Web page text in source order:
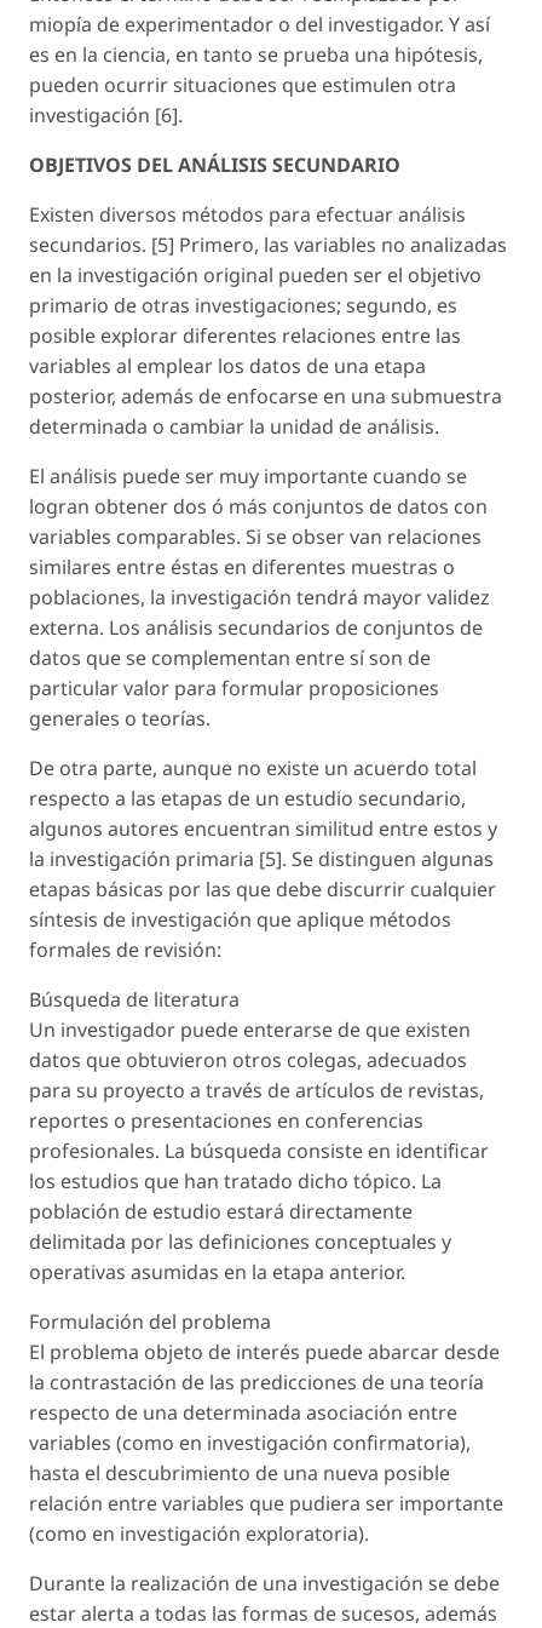
miopía de experimentador o del investigador. Y así
es en la ciencia, en tanto se prueba una hipótesis,
pueden ocurrir situaciones que estimulen otra
investigación [6].
OBJETIVOS DEL ANÁLISIS SECUNDARIO
Existen diversos métodos para efectuar análisis
secundarios. [5] Primero, las variables no analizadas
en la investigación original pueden ser el objetivo
primario de otras investigaciones; segundo, es
posible explorar diferentes relaciones entre las
variables al emplear los datos de una etapa
posterior, además de enfocarse en una submuestra
determinada o cambiar la unidad de análisis.
El análisis puede ser muy importante cuando se
logran obtener dos ó más conjuntos de datos con
variables comparables. Si se obser van relaciones
similares entre éstas en diferentes muestras o
poblaciones, la investigación tendrá mayor validez
externa. Los análisis secundarios de conjuntos de
datos que se complementan entre sí son de
particular valor para formular proposiciones
generales o teorías.
De otra parte, aunque no existe un acuerdo total
respecto a las etapas de un estudio secundario,
algunos autores encuentran similitud entre estos y
la investigación primaria [5]. Se distinguen algunas
etapas básicas por las que debe discurrir cualquier
síntesis de investigación que aplique métodos
formales de revisión:
Búsqueda de literatura
Un investigador puede enterarse de que existen
datos que obtuvieron otros colegas, adecuados
para su proyecto a través de artículos de revistas,
reportes o presentaciones en conferencias
profesionales. La búsqueda consiste en identificar
los estudios que han tratado dicho tópico. La
población de estudio estará directamente
delimitada por las definiciones conceptuales y
operativas asumidas en la etapa anterior.
Formulación del problema
El problema objeto de interés puede abarcar desde
la contrastación de las predicciones de una teoría
respecto de una determinada asociación entre
variables (como en investigación confirmatoria),
hasta el descubrimiento de una nueva posible
relación entre variables que pudiera ser importante
(como en investigación exploratoria).
Durante la realización de una investigación se debe
estar alerta a todas las formas de sucesos, además